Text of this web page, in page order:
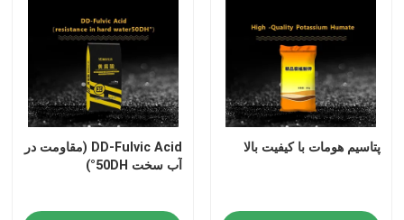
پتاسيم هومات با کيفيت بالا
DD-Fulvic Acid (مقاومت در
آب سخت 50DH°)